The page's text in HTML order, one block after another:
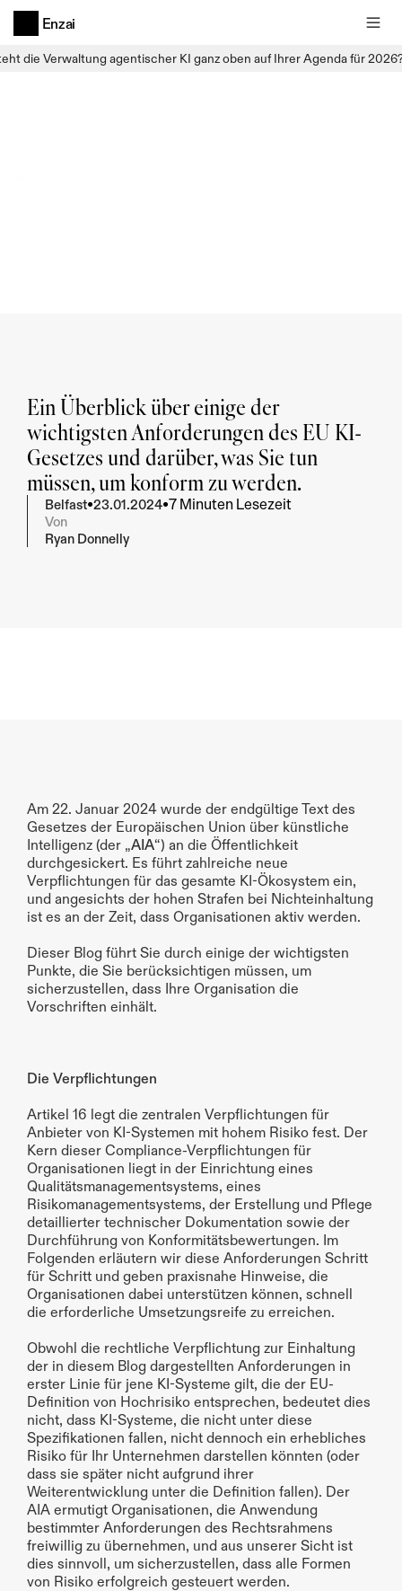
die Verwaltung agentischer KI ganz oben auf Ihrer Agenda für
Enzai
Ein Überblick über einige der
wichtigsten Anforderungen des EU KI-
Gesetzes und darüber, was Sie tun
müssen, um konform zu werden.
Belfast•23.01.2024•7 Minuten Lesezeit
Von
Ryan Donnelly
Am 22. Januar 2024 wurde der endgültige Text des
Gesetzes der Europäischen Union über künstliche
Intelligenz (der „AIA“) an die Öffentlichkeit
durchgesickert. Es führt zahlreiche neue
Verpflichtungen für das gesamte KI-Ökosystem ein,
und angesichts der hohen Strafen bei Nichteinhaltung
ist es an der Zeit, dass Organisationen aktiv werden.
Dieser Blog führt Sie durch einige der wichtigsten
Punkte, die Sie berücksichtigen müssen, um
sicherzustellen, dass Ihre Organisation die
Vorschriften einhält.
Die Verpflichtungen
Artikel 16 legt die zentralen Verpflichtungen für
Anbieter von KI-Systemen mit hohem Risiko fest. Der
Kern dieser Compliance-Verpflichtungen für
Organisationen liegt in der Einrichtung eines
Qualitätsmanagementsystems, eines
Risikomanagementsystems, der Erstellung und Pflege
detaillierter technischer Dokumentation sowie der
Durchführung von Konformitätsbewertungen. Im
Folgenden erläutern wir diese Anforderungen Schritt
für Schritt und geben praxisnahe Hinweise, die
Organisationen dabei unterstützen können, schnell
die erforderliche Umsetzungsreife zu erreichen.
Obwohl die rechtliche Verpflichtung zur Einhaltung
der in diesem Blog dargestellten Anforderungen in
erster Linie für jene KI-Systeme gilt, die der EU-
Definition von Hochrisiko entsprechen, bedeutet dies
nicht, dass KI-Systeme, die nicht unter diese
Spezifikationen fallen, nicht dennoch ein erhebliches
Risiko für Ihr Unternehmen darstellen könnten (oder
dass sie später nicht aufgrund ihrer
Weiterentwicklung unter die Definition fallen). Der
AIA ermutigt Organisationen, die Anwendung
bestimmter Anforderungen des Rechtsrahmens
freiwillig zu übernehmen, und aus unserer Sicht ist
dies sinnvoll, um sicherzustellen, dass alle Formen
von Risiko erfolgreich gesteuert werden.